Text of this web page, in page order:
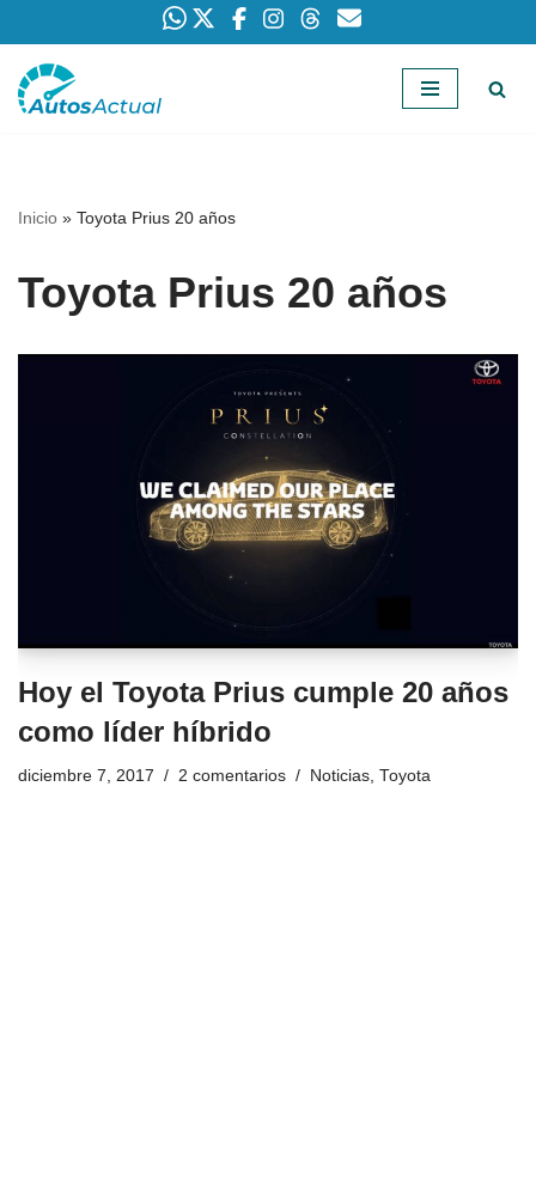
Saltar
Inicio » Toyota Prius 20 años
Toyota Prius 20 años
Hoy el Toyota Prius cumple 20 años
como líder híbrido
diciembre 7, 2017 2 comentarios Noticias Toyota